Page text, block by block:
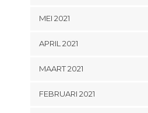
MEI 2021
APRIL 2021
MAART 2021
FEBRUARI 2021